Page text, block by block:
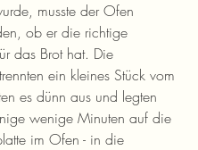
musste der Ofen
ob er die richtige
das Brot hat. Die
ein kleines Stück vom
es dünn aus und legten
wenige Minuten auf die
im Ofen - in die